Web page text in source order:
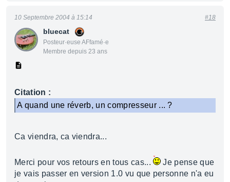
bluecat
Posteur·euse AFfamé·e
Membre depuis 23 ans
10 Septembre 2004 à 15:14 #18
Citation :
A quand une réverb, un compresseur ... ?
Ca viendra, ca viendra...
Merci pour vos retours en tous cas...
Je pense que
je vais passer en version 1.0 vu que personne n'a eu